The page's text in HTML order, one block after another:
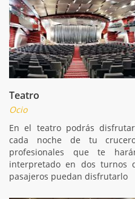
Teatro
Ocio
En el teatro podrás
cada noche de tu
profesionales que te
interpretado en dos turnos
pasajeros puedan disfrutarlo